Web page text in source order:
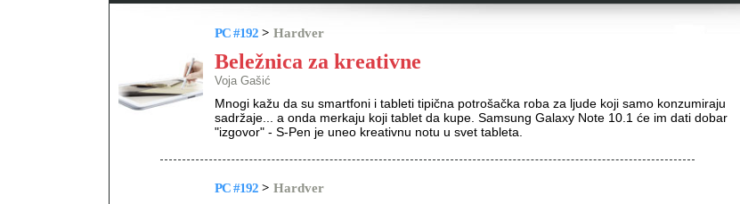
PC #192 > Hardver
Beležnica za kreativne
Voja Gašić
Mnogi kažu da su smartfoni i tableti tipična potrošačka roba za ljude koji samo konzumiraju
sadržaje... a onda merkaju koji tablet da kupe. Samsung Galaxy Note 10.1 će im dati dobar
"izgovor" - S-Pen je uneo kreativnu notu u svet tableta.
PC #192 > Hardver